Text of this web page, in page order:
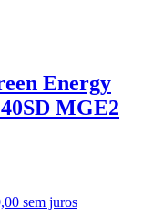
Energy
MGE2
sem juros